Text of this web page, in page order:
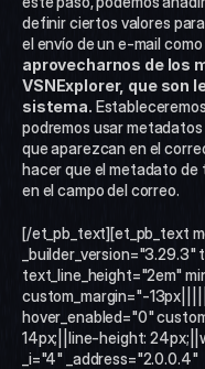
definir ciertos valores
el envío de un e-mail
aprovecharnos de los
VSNExplorer, que son
sistema.
podremos usar
que aparezcan en el
hacer que el metadato
en el campo del correo.
[/et_pb_text][et_pb_text
text_line_height="2em"
custom_margin="-
hover_enabled="0"
14px;||line-height:
_i="4" _address="2.0.0.4"